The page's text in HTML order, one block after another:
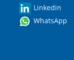
Linkedin
WhatsApp